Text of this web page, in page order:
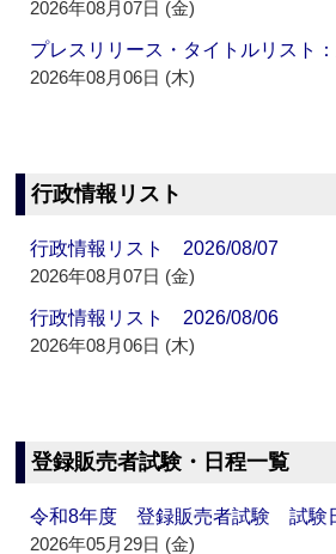
2026年08月07日 (金)
プレスリリース・タイトルリスト
2026年08月06日 (木)
行政情報リスト
行政情報リスト 2026/08/07
2026年08月07日 (金)
行政情報リスト 2026/08/06
2026年08月06日 (木)
登録販売者試験・日程一覧
令和8年度 登録販売者試験 試験
2026年05月29日 (金)